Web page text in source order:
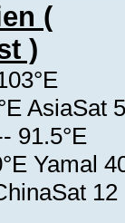
(
)
AsiaSat 5
91.5°E
Yamal
12